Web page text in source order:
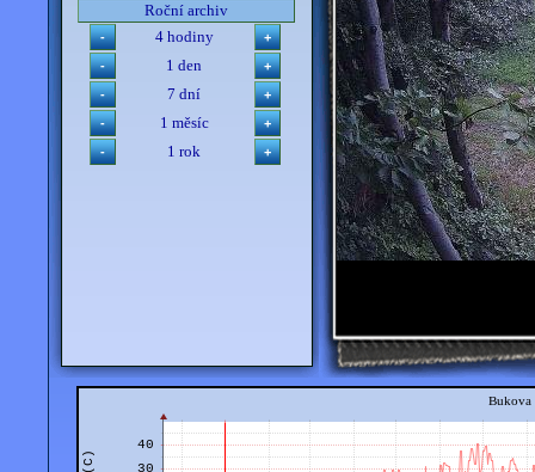
Roční archiv
4 hodiny
1 den
7 dní
1 měsíc
1 rok